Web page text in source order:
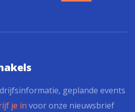
geplande events
je in voor onze nieuwsbrief